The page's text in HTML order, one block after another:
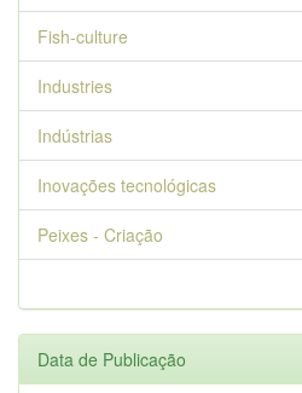
Fish-culture
Industries
Indústrias
Inovações tecnológicas
Peixes - Criação
Data de Publicação